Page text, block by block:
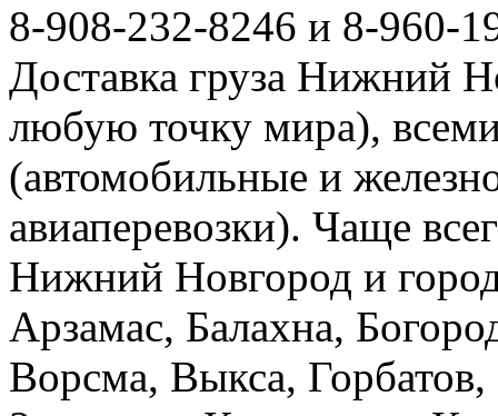
8-908-232-8246 и 8-960-
Доставка груза Нижний
любую точку мира),
(автомобильные и
авиаперевозки). Чаще
Нижний Новгород и
Арзамас, Балахна,
Ворсма, Выкса,